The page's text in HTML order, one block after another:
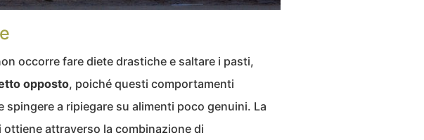
occorre fare diete drastiche e saltare i pasti,
opposto, poiché questi comportamenti
a ripiegare su alimenti poco genuini. La
attraverso la combinazione di